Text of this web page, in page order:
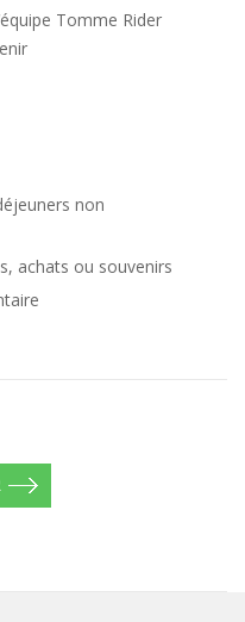
Tomme Rider
non
achats ou souvenirs